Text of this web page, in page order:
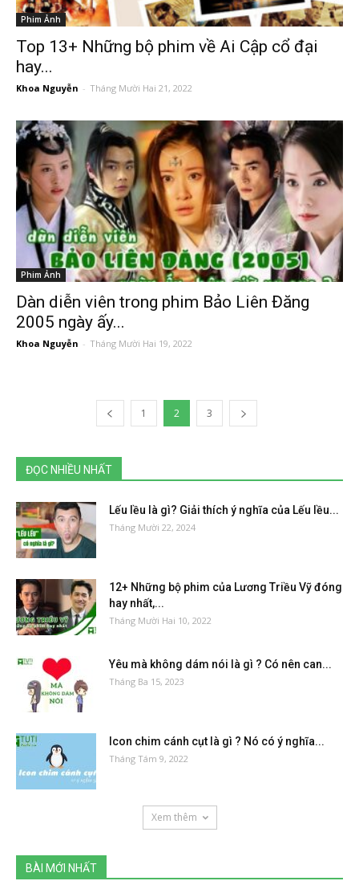
Phim Ảnh
Top 13+ Những bộ phim về Ai Cập cổ đại
hay...
Khoa Nguyễn - Tháng Mười Hai 21, 2022
Phim Ảnh
Dàn diễn viên trong phim Bảo Liên Đăng
2005 ngày ấy...
Khoa Nguyễn - Tháng Mười Hai 19, 2022
1 2 3
ĐỌC NHIỀU NHẤT
Lếu lều là gì? Giải thích ý nghĩa của Lếu lều...
Tháng Mười 22, 2024
12+ Những bộ phim của Lương Triều Vỹ đóng
hay nhất,...
Tháng Mười Hai 10, 2022
Yêu mà không dám nói là gì ? Có nên can...
Tháng Ba 15, 2023
Icon chim cánh cụt là gì ? Nó có ý nghĩa...
Tháng Tám 9, 2022
Xem thêm
BÀI MỚI NHẤT